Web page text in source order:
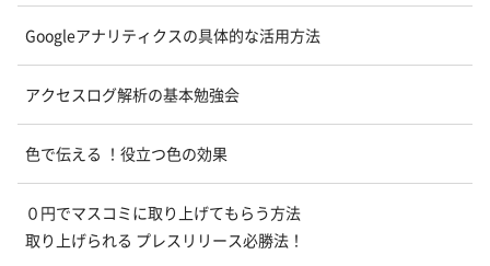
Googleアナリティクスの具体的な活用方法
アクセスログ解析の基本勉強会
色で伝える ！役立つ色の効果
０円でマスコミに取り上げてもらう方法
取り上げられる プレスリリース必勝法！